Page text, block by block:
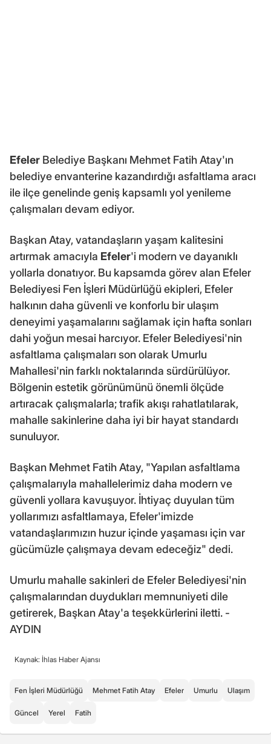
Efeler Belediye Başkanı Mehmet Fatih Atay'ın
belediye envanterine kazandırdığı asfaltlama aracı
ile ilçe genelinde geniş kapsamlı yol yenileme
çalışmaları devam ediyor.
Başkan Atay, vatandaşların yaşam kalitesini
artırmak amacıyla Efeler'i modern ve dayanıklı
yollarla donatıyor. Bu kapsamda görev alan Efeler
Belediyesi Fen İşleri Müdürlüğü ekipleri, Efeler
halkının daha güvenli ve konforlu bir ulaşım
deneyimi yaşamalarını sağlamak için hafta sonları
dahi yoğun mesai harcıyor. Efeler Belediyesi'nin
asfaltlama çalışmaları son olarak Umurlu
Mahallesi'nin farklı noktalarında sürdürülüyor.
Bölgenin estetik görünümünü önemli ölçüde
artıracak çalışmalarla; trafik akışı rahatlatılarak,
mahalle sakinlerine daha iyi bir hayat standardı
sunuluyor.
Başkan Mehmet Fatih Atay, "Yapılan asfaltlama
çalışmalarıyla mahallelerimiz daha modern ve
güvenli yollara kavuşuyor. İhtiyaç duyulan tüm
yollarımızı asfaltlamaya, Efeler'imizde
vatandaşlarımızın huzur içinde yaşaması için var
gücümüzle çalışmaya devam edeceğiz" dedi.
Umurlu mahalle sakinleri de Efeler Belediyesi'nin
çalışmalarından duydukları memnuniyeti dile
getirerek, Başkan Atay'a teşekkürlerini iletti. -
AYDIN
Kaynak: İhlas Haber Ajansı
Fen İşleri Müdürlüğü Mehmet Fatih Atay Efeler Umurlu Ulaşım
Güncel Yerel Fatih